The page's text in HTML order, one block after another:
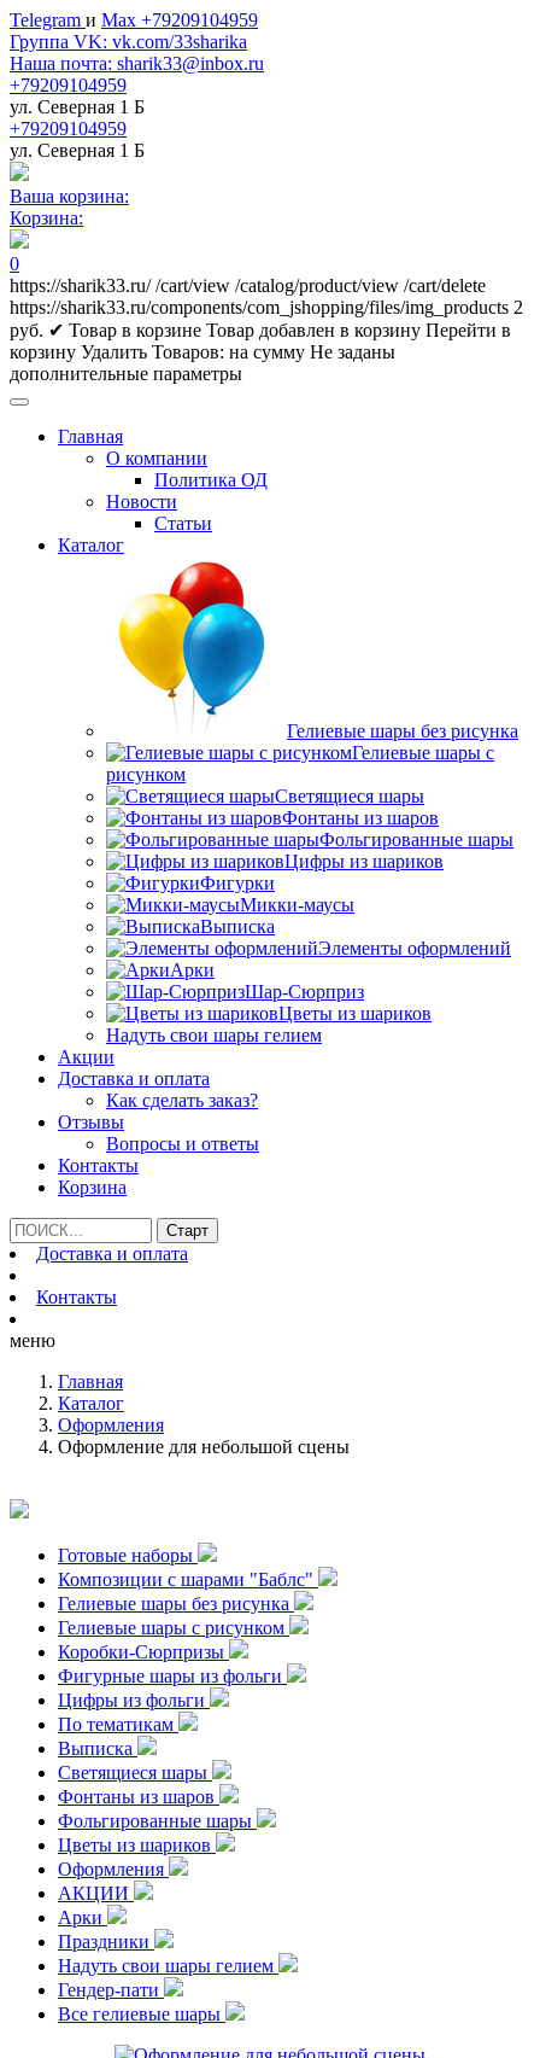
Telegram и Max +79209104959
Группа VK: vk.com/33sharika
Наша почта: sharik33@inbox.ru
+79209104959
ул. Северная 1 Б
+79209104959
ул. Северная 1 Б
Ваша корзина:
Корзина:
0
https://sharik33.ru/ /cart/view /catalog/product/view /cart/delete
https://sharik33.ru/components/com_jshopping/files/img_products 2
руб. ✔ Товар в корзине Товар добавлен в корзину Перейти в
корзину Удалить Товаров: на сумму Не заданы
дополнительные параметры
Главная
О компании
Политика ОД
Новости
Статьи
Каталог
Гелиевые шары без рисунка
Гелиевые шары с
рисунком
Светящиеся шары
Фонтаны из шаров
Фольгированные шары
Цифры из шариков
Фигурки
Микки-маусы
Выписка
Элементы оформлений
Арки
Шар-Сюрприз
Цветы из шариков
Надуть свои шары гелием
Акции
Доставка и оплата
Как сделать заказ?
Отзывы
Вопросы и ответы
Контакты
Корзина
Доставка и оплата
Контакты
меню
Главная
Каталог
Оформления
Оформление для небольшой сцены
Готовые наборы
Композиции с шарами "Баблс"
Гелиевые шары без рисунка
Гелиевые шары с рисунком
Коробки-Сюрпризы
Фигурные шары из фольги
Цифры из фольги
По тематикам
Выписка
Светящиеся шары
Фонтаны из шаров
Фольгированные шары
Цветы из шариков
Оформления
АКЦИИ
Арки
Праздники
Надуть свои шары гелием
Гендер-пати
Все гелиевые шары